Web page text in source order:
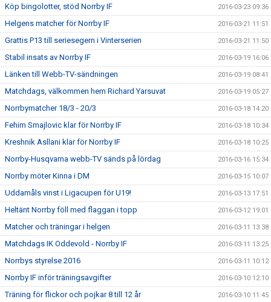
Köp bingolotter, stöd Norrby IF 2016-03-23 09:36
Helgens matcher för Norrby IF 2016-03-21 11:51
Grattis P13 till seriesegern i Vinterserien 2016-03-21 11:50
Stabil insats av Norrby IF 2016-03-19 16:06
Länken till Webb-TV-sändningen 2016-03-19 08:41
Matchdags, välkommen hem Richard Yarsuvat 2016-03-19 05:27
Norrbymatcher 18/3 - 20/3 2016-03-18 14:20
Fehim Smajlovic klar för Norrby IF 2016-03-18 10:34
Kreshnik Asllani klar för Norrby IF 2016-03-18 10:25
Norrby-Husqvarna webb-TV sänds på lördag 2016-03-16 15:34
Norrby möter Kinna i DM 2016-03-15 10:07
Uddamåls vinst i Ligacupen för U19! 2016-03-13 17:51
Heltänt Norrby föll med flaggan i topp 2016-03-12 19:01
Matcher och träningar i helgen 2016-03-11 13:38
Matchdags IK Oddevold - Norrby IF 2016-03-11 13:25
Norrbys styrelse 2016 2016-03-11 10:12
Norrby IF inför träningsavgifter 2016-03-10 12:10
Träning för flickor och pojkar 8 till 12 år 2016-03-10 11:45